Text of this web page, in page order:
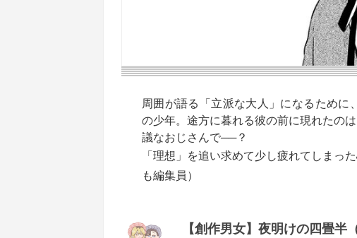
周囲が語る「立派な大人」になるため
の少年。途方に暮れる彼の前に現れたの
議なおじさんで──？
「理想」を追い求めて少し疲れてしまっ
も編集員）
【創作男女】夜明けの四畳半